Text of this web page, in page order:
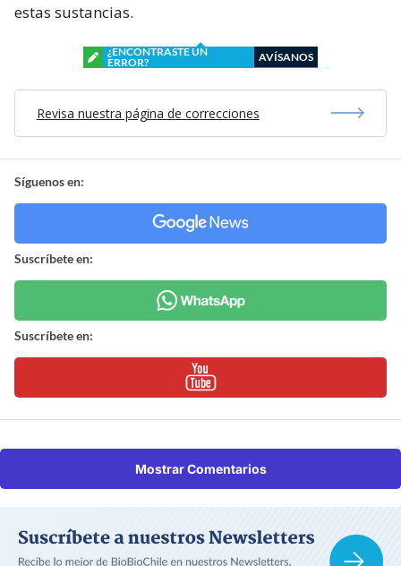
estas sustancias.
¿ENCONTRASTE UN
ERROR?
AVÍSANOS
Revisa nuestra página de correcciones
Síguenos en:
Suscríbete en:
Suscríbete en:
Mostrar Comentarios